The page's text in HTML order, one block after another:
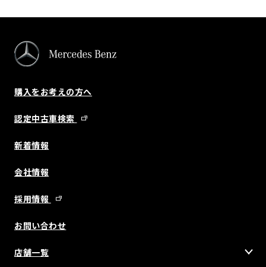
購入をお考えの方へ
認定中古車検索
新着情報
会社情報
採用情報
お問い合わせ
店舗一覧